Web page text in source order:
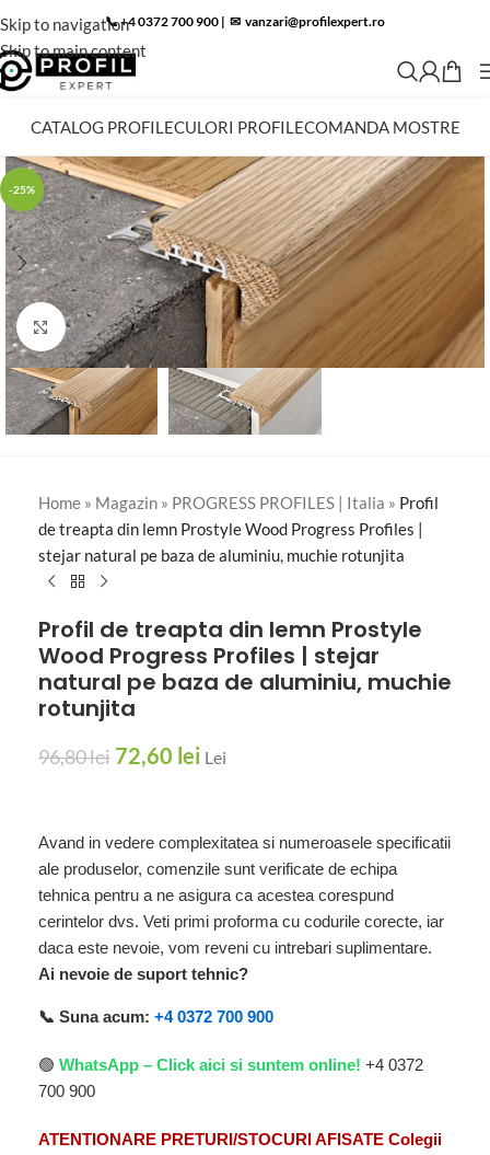
Skip to navigation
Skip to main content
📞 +4 0372 700 900 | ✉︎ vanzari@profilexpert.ro
CATALOG PROFILECULORI PROFILECOMANDA MOSTRE
-25%
Click to enlarge
Home » Magazin » PROGRESS PROFILES | Italia » Profil
de treapta din lemn Prostyle Wood Progress Profiles |
stejar natural pe baza de aluminiu, muchie rotunjita
Profil de treapta din lemn Prostyle
Wood Progress Profiles | stejar
natural pe baza de aluminiu, muchie
rotunjita
96,80lei 72,60 lei Lei
Avand in vedere complexitatea si numeroasele specificatii
ale produselor, comenzile sunt verificate de echipa
tehnica pentru a ne asigura ca acestea corespund
cerintelor dvs. Veti primi proforma cu codurile corecte, iar
daca este nevoie, vom reveni cu intrebari suplimentare.
Ai nevoie de suport tehnic?
📞 Suna acum: +4 0372 700 900
🟢 WhatsApp – Click aici si suntem online! +4 0372
700 900
ATENTIONARE PRETURI/STOCURI AFISATE Colegii